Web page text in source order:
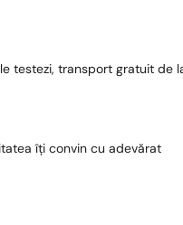
testezi, transport gratuit de
îți convin cu adevărat